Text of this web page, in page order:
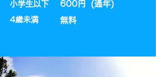
小学生以下
​4歳未満
600円 (通年)​
​無料